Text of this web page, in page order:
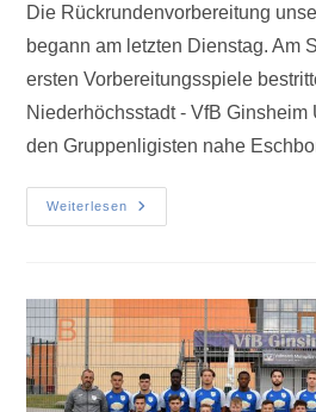
Die Rückrundenvorbereitung
begann am letzten Dienstag. Am
ersten Vorbereitungsspiele
Niederhöchsstadt - VfB Ginsheim
den Gruppenligisten nahe
Weiterlesen